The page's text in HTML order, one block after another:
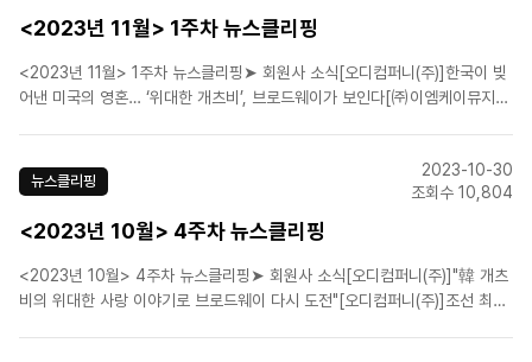
<2023년 11월> 1주차 뉴스클리핑
<2023년 11월> 1주차 뉴스클리핑➤ 회원사 소식[오디컴퍼니(주)]한국이 빚
어낸 미국의 영혼… ‘위대한 개츠비’, 브로드웨이가 보인다[㈜이엠케이뮤지컬
화재단, 웰메이드 창작 뮤지컬 '..
뉴스클리핑
2023-10-30
조회수 10,804
<2023년 10월> 4주차 뉴스클리핑
<2023년 10월> 4주차 뉴스클리핑➤ 회원사 소식[오디컴퍼니(주)]"韓 개츠
비의 위대한 사랑 이야기로 브로드웨이 다시 도전"[오디컴퍼니(주)]조선 최초